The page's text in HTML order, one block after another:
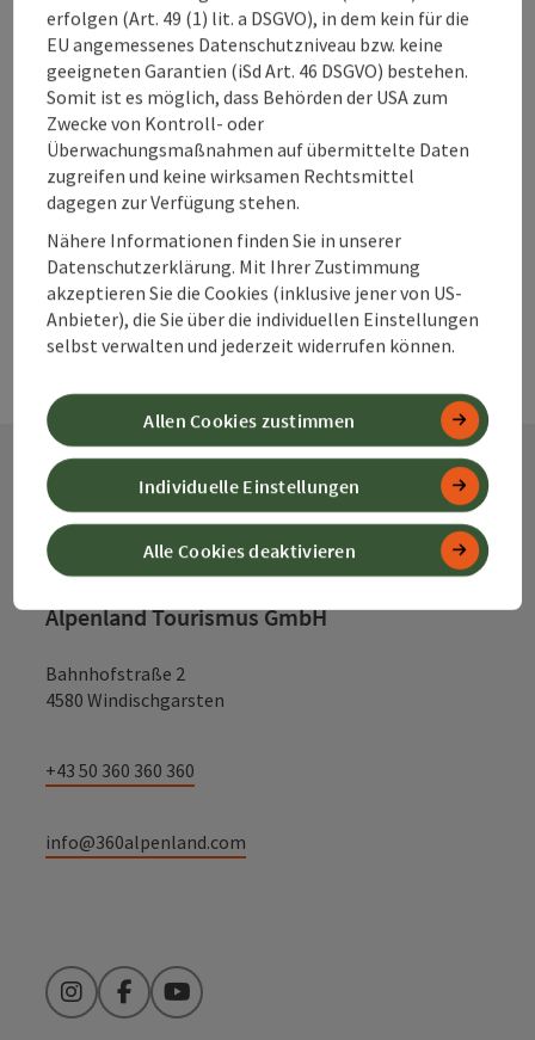
Ladestation für E-Autos!
Spital am Pyhrn
Telefon
+43 7563 255
Öffnungszeiten
MOMontag geöffnet
DIDienstag geöffnet
MIMittwoch geöffnet
DODonnerstag geöffnet
FRFreitag geöffnet
SASamstag geöffnet
SOSonntag geöffnet
FEFeiertag geöffnet
Seite zurück 1 …
Kontakt
Alpenland Tourismus GmbH
Bahnhofstraße 2
4580 Windischgarsten
+43 50 360 360 360
info@360alpenland.com
InstagramFacebookYouTube
erfolgen (Art. 49 (1) lit. a DSGVO), in dem kein für die
EU angemessenes Datenschutzniveau bzw. keine
geeigneten Garantien (iSd Art. 46 DSGVO) bestehen.
Somit ist es möglich, dass Behörden der USA zum
Zwecke von Kontroll- oder
Überwachungsmaßnahmen auf übermittelte Daten
zugreifen und keine wirksamen Rechtsmittel
dagegen zur Verfügung stehen.
Nähere Informationen finden Sie in unserer
Datenschutzerklärung. Mit Ihrer Zustimmung
akzeptieren Sie die Cookies (inklusive jener von US-
Anbieter), die Sie über die individuellen Einstellungen
selbst verwalten und jederzeit widerrufen können.
Alle Cookies deaktivieren
Individuelle Einstellungen
Allen Cookies zustimmen